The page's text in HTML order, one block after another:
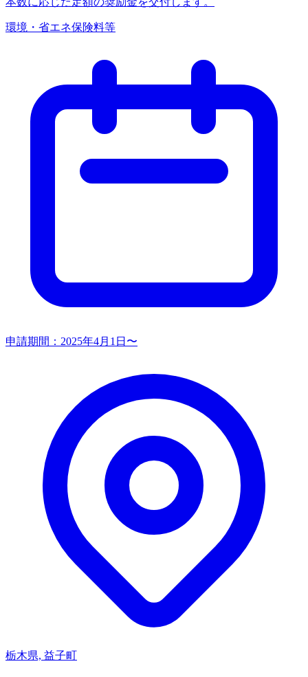
環境・省エネ保険料等
申請期間： 2025年4月1日〜
栃木県, 益子町